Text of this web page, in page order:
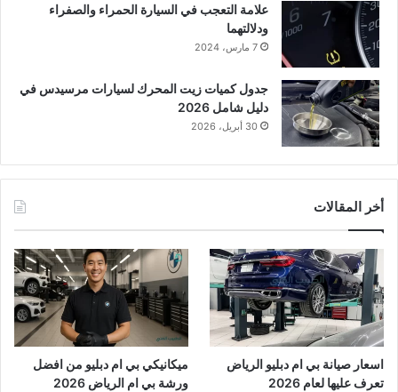
علامة التعجب في السيارة الحمراء والصفراء
ودلالتهما
7 مارس، 2024
جدول كميات زيت المحرك لسيارات مرسيدس في
دليل شامل 2026
30 أبريل، 2026
أخر المقالات
اسعار صيانة بي ام دبليو الرياض
تعرف عليها لعام 2026
ميكانيكي بي ام دبليو من افضل
ورشة بي ام الرياض 2026